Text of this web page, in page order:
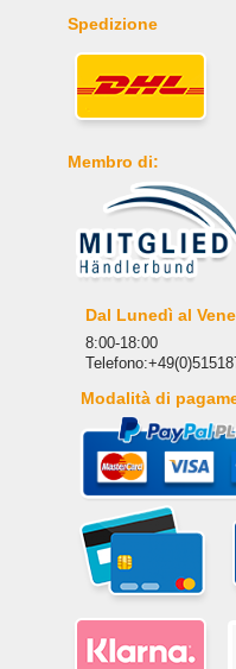
Spedizione
Membro di:
Dal Lunedì al
8:00-18:00
Modalità di